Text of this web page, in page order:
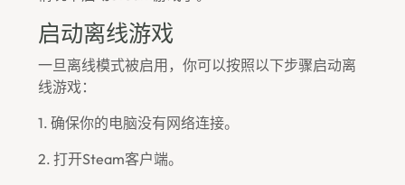
启动离线游戏
一旦离线模式被启用，你可以按照以下步骤启动离
线游戏：
1. 确保你的电脑没有网络连接。
2. 打开Steam客户端。